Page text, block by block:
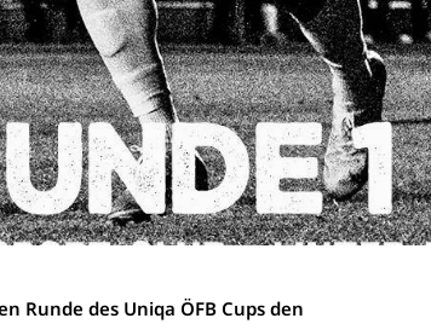
Runde des Uniqa ÖFB Cups den